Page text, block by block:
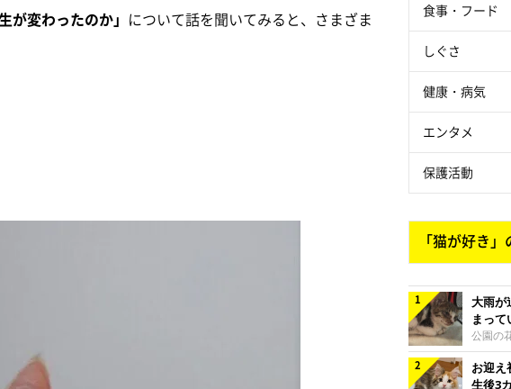
が変わったのか」 について話を聞いてみると、さまざま 食事・フード
しぐさ
健康・病気
エンタメ
保護活動
「猫が好き
大雨が
まっ
と“姉
公園の
猫。家
の間に
当時の
お迎え
生後3